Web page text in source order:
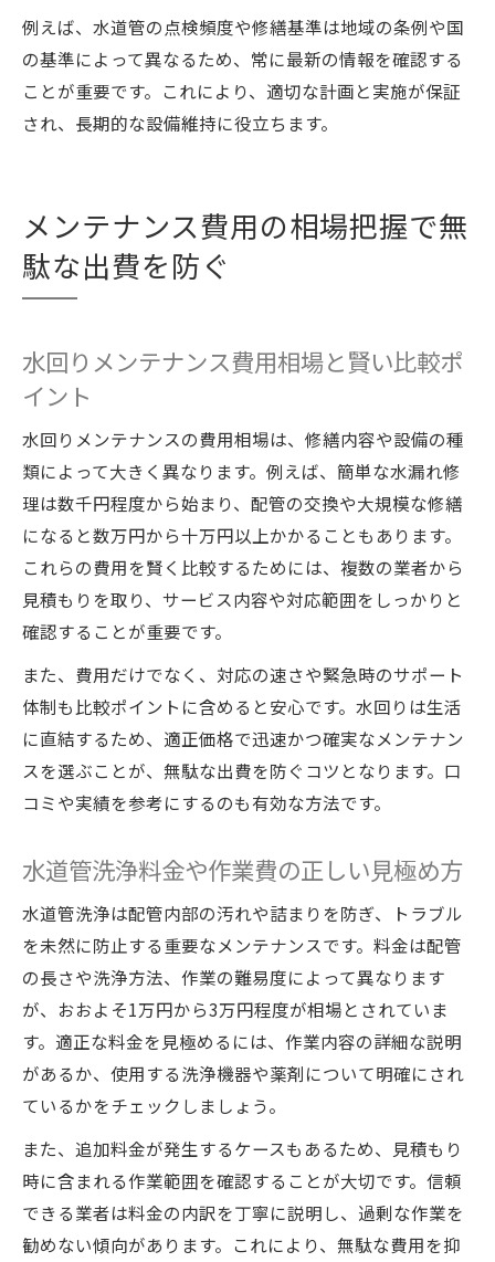
例えば、水道管の点検頻度や修繕基準は地域の条例や国
の基準によって異なるため、常に最新の情報を確認する
ことが重要です。これにより、適切な計画と実施が保証
され、長期的な設備維持に役立ちます。
メンテナンス費用の相場把握で無
駄な出費を防ぐ
水回りメンテナンス費用相場と賢い比較ポ
イント
水回りメンテナンスの費用相場は、修繕内容や設備の種
類によって大きく異なります。例えば、簡単な水漏れ修
理は数千円程度から始まり、配管の交換や大規模な修繕
になると数万円から十万円以上かかることもあります。
これらの費用を賢く比較するためには、複数の業者から
見積もりを取り、サービス内容や対応範囲をしっかりと
確認することが重要です。
また、費用だけでなく、対応の速さや緊急時のサポート
体制も比較ポイントに含めると安心です。水回りは生活
に直結するため、適正価格で迅速かつ確実なメンテナン
スを選ぶことが、無駄な出費を防ぐコツとなります。口
コミや実績を参考にするのも有効な方法です。
水道管洗浄料金や作業費の正しい見極め方
水道管洗浄は配管内部の汚れや詰まりを防ぎ、トラブル
を未然に防止する重要なメンテナンスです。料金は配管
の長さや洗浄方法、作業の難易度によって異なります
が、おおよそ1万円から3万円程度が相場とされていま
す。適正な料金を見極めるには、作業内容の詳細な説明
があるか、使用する洗浄機器や薬剤について明確にされ
ているかをチェックしましょう。
また、追加料金が発生するケースもあるため、見積もり
時に含まれる作業範囲を確認することが大切です。信頼
できる業者は料金の内訳を丁寧に説明し、過剰な作業を
勧めない傾向があります。これにより、無駄な費用を抑